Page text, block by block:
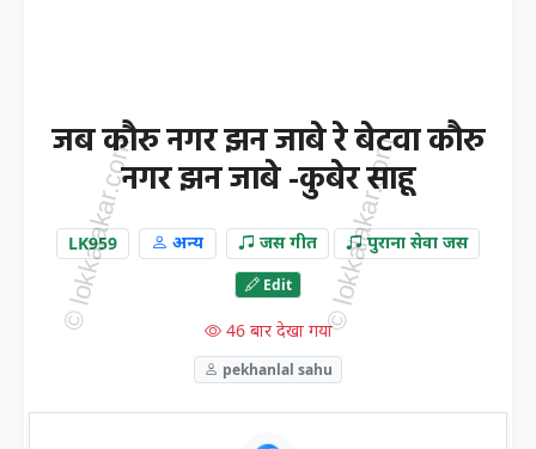
जब कौरु नगर झन जाबे रे बेटवा कौरु
नगर झन जाबे -कुबेर साहू
LK959 अन्य जस गीत पुराना सेवा जस
Edit
46 बार देखा गया
pekhanlal sahu